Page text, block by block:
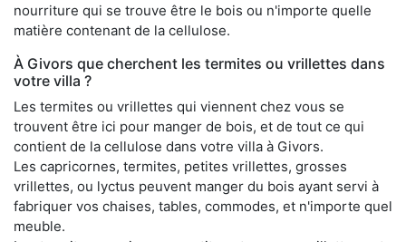
nourriture qui se trouve être le bois ou n'importe quelle
matière contenant de la cellulose.
À Givors que cherchent les termites ou vrillettes dans
votre villa ?
Les termites ou vrillettes qui viennent chez vous se
trouvent être ici pour manger de bois, et de tout ce qui
contient de la cellulose dans votre villa à Givors.
Les capricornes, termites, petites vrillettes, grosses
vrillettes, ou lyctus peuvent manger du bois ayant servi à
fabriquer vos chaises, tables, commodes, et n'importe quel
meuble.